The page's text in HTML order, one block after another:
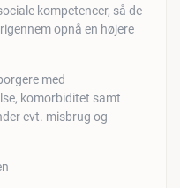
kompetencer, så de
opnå en højere
med
komorbiditet samt
evt. misbrug og